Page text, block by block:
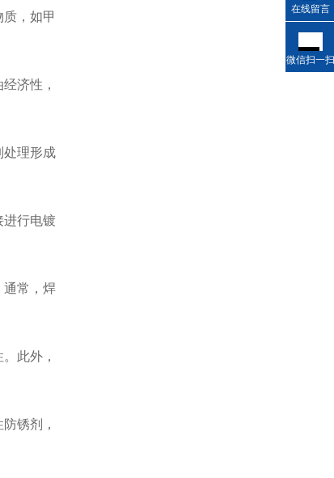
，如甲
济性，
理形成
行电镀
常，焊
此外，
锈剂，
在线留言
微信扫一扫